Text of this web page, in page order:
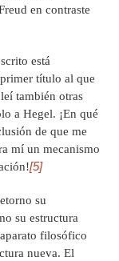
en contraste
está
título al que
también otras
a Hegel. ¡En qué
de que me
mí un mecanismo
[5]
su
su estructura
filosófico
nueva. El